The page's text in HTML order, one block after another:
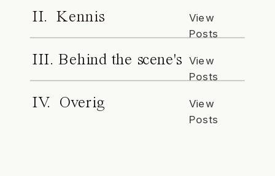
II. Kennis
View
Posts
III. Behind the scene's
View
Posts
IV. Overig
View
Posts